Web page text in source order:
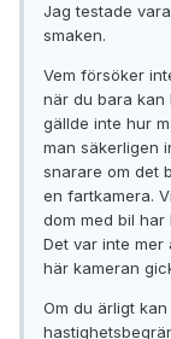
Jag testade
smaken.
Vem försöker
när du bara kan
gällde inte hur
man säkerligen
snarare om det
en fartkamera.
dom med bil
Det var inte mer
här kameran
Om du ärligt